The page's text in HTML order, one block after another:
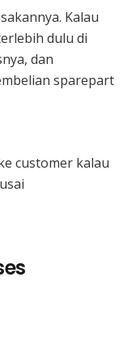
Kalau
dulu di
dan
sparepart
customer kalau